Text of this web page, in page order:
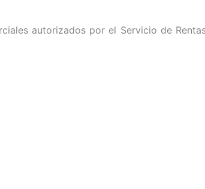
autorizados por el Servicio de